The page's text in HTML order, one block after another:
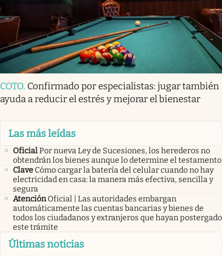
COTO. Confirmado por especialistas: jugar también
ayuda a reducir el estrés y mejorar el bienestar
Las más leídas
OficialPor nueva Ley de Sucesiones, los herederos no
obtendrán los bienes aunque lo determine el testamento
Clave Cómo cargar la batería del celular cuando no hay
electricidad en casa: la manera más efectiva, sencilla y
segura
Atención Oficial | Las autoridades embargan
automáticamente las cuentas bancarias y bienes de
todos los ciudadanos y extranjeros que hayan postergado
este trámite
Últimas noticias